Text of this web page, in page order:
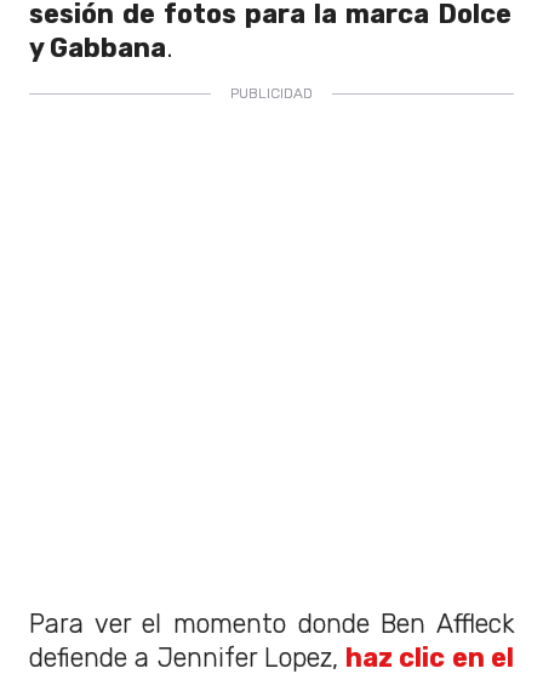
sesión de fotos para la marca Dolce
y Gabbana.
Para ver el momento donde Ben Affleck
defiende a Jennifer Lopez, haz clic en el